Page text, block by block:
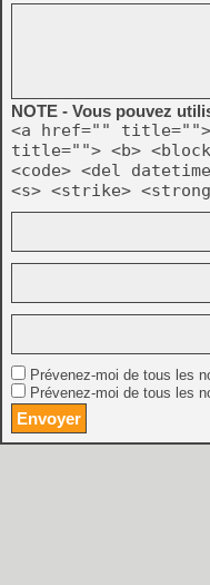
NOTE - Vous pouvez
<a href="" title="">
title=""> <b>
<code> <del
<s> <strike>
Prévenez-moi de tous les
Prévenez-moi de tous les